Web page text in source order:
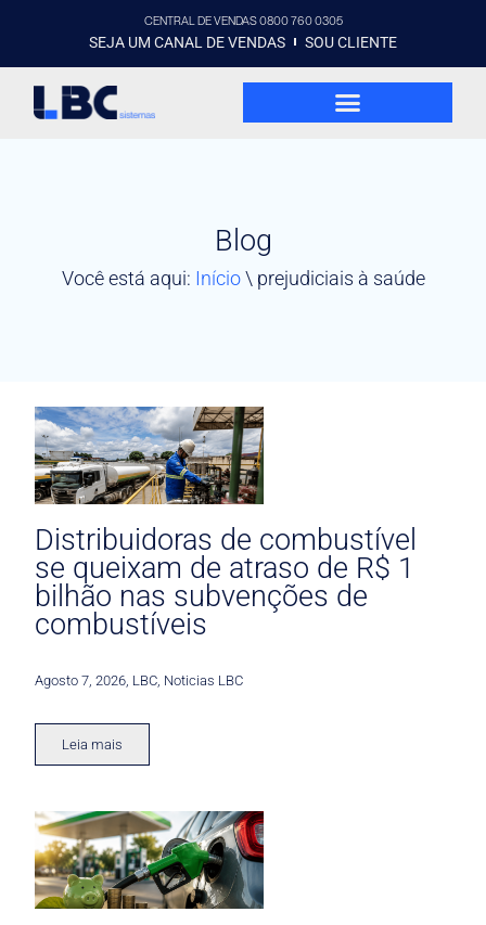
CENTRAL DE VENDAS 0800 760 0305
SEJA UM CANAL DE VENDAS SOU CLIENTE
Blog
Você está aqui: Início\ prejudiciais à saúde
Distribuidoras de combustível
se queixam de atraso de R$ 1
bilhão nas subvenções de
combustíveis
Agosto 7, 2026 LBC Noticias LBC
Leia mais